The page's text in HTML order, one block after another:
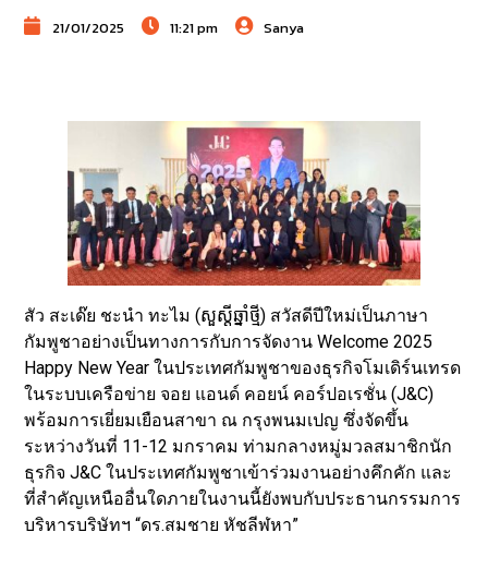
21/01/2025 11:21 pm Sanya
สัว สะเด๊ย ชะนำ ทะไม (សួស្ដីឆ្នាំថ្មី) สวัสดีปีใหม่เป็นภาษา
กัมพูชาอย่างเป็นทางการกับการจัดงาน Welcome 2025
Happy New Year ในประเทศกัมพูชาของธุรกิจโมเดิร์นเทรด
ในระบบเครือข่าย จอย แอนด์ คอยน์ คอร์ปอเรชั่น (J&C)
พร้อมการเยี่ยมเยือนสาขา ณ กรุงพนมเปญ ซึ่งจัดขึ้น
ระหว่างวันที่ 11-12 มกราคม ท่ามกลางหมู่มวลสมาชิกนัก
ธุรกิจ J&C ในประเทศกัมพูชาเข้าร่วมงานอย่างคึกคัก และ
ที่สำคัญเหนืออื่นใดภายในงานนี้ยังพบกับประธานกรรมการ
บริหารบริษัทฯ “ดร.สมชาย หัชลีฬหา”